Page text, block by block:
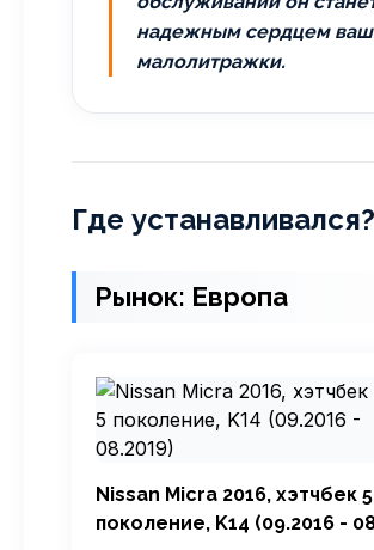
надежным сердцем
малолитражки.
Где устанавливался?
Рынок: Европа
Nissan Micra 2016, хэтчбек
поколение, K14 (09.2016 -